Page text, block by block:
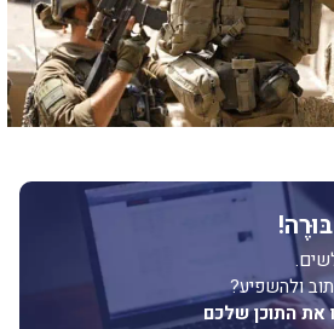
ולהשפיע?
את התוכן שלכם